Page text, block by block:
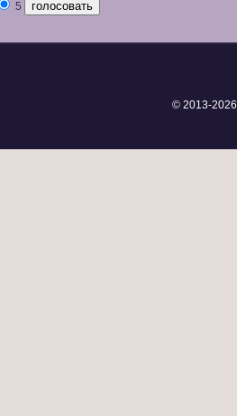
5
© 2013-